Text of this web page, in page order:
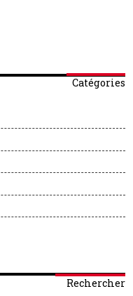
Catégories
Rechercher